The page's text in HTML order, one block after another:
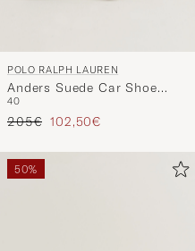
POLO RALPH LAUREN
Anders Suede Car Shoe
Dirty Buck
40
Regulärer Preis
205€ Reduzierter Preis
102,50€
50%